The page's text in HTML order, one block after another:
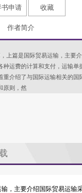
书申请 收藏
作者简介
上篇是国际贸易运输，主要
种运费的计算和支付，运输
重介绍了与国际运输相关的
原则，然
，主要介绍国际贸易运输